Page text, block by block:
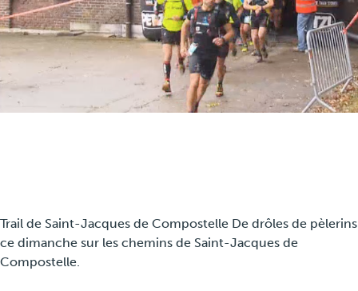
Travel
Travel
Plus
News
Product Tests
Trail de Saint-Jacques de Compostelle De drôles de pèlerins
ce dimanche sur les chemins de Saint-Jacques de
Compostelle.